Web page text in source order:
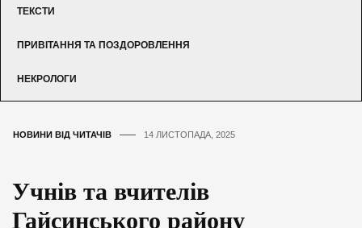
ТЕКСТИ
ПРИВІТАННЯ ТА ПОЗДОРОВЛЕННЯ
НЕКРОЛОГИ
НОВИНИ ВІД ЧИТАЧІВ 14 ЛИСТОПАДА, 2025
Учнів та вчителів
Гайсинського району